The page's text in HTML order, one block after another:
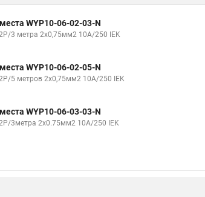
WYP10-06-02-03-N
3 метра 2х0,75мм2 10А/250 IEK
WYP10-06-02-05-N
5 метров 2х0,75мм2 10А/250 IEK
WYP10-06-03-03-N
3метра 2х0.75мм2 10А/250 IEK